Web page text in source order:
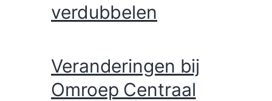
verdubbelen
Veranderingen bij
Omroep Centraal